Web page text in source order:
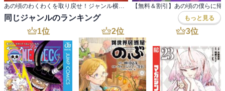
同じジャンルのランキング もっと見る
1位 2位 3位